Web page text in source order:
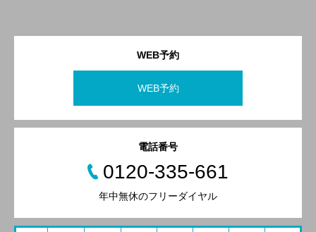
WEB予約
WEB予約
電話番号
0120-335-661
年中無休のフリーダイヤル